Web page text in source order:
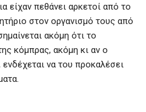
είχαν πεθάνει αρκετοί από το
στον οργανισμό τους από
ακόμη ότι το
κόμπρας, ακόμη κι αν ο
να του προκαλέσει